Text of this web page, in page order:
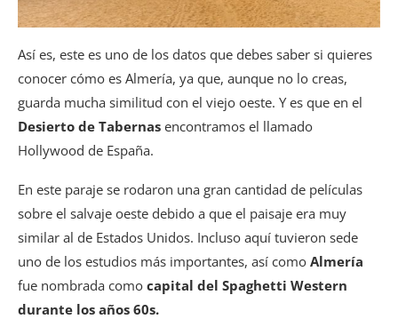
Así es, este es uno de los datos que debes saber si quieres
conocer cómo es Almería, ya que, aunque no lo creas,
guarda mucha similitud con el viejo oeste. Y es que en el
Desierto de Tabernas encontramos el llamado
Hollywood de España.
En este paraje se rodaron una gran cantidad de películas
sobre el salvaje oeste debido a que el paisaje era muy
similar al de Estados Unidos. Incluso aquí tuvieron sede
uno de los estudios más importantes, así como Almería
fue nombrada como capital del Spaghetti Western
durante los años 60s.